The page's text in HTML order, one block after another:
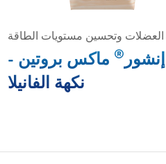
العضلات وتحسين مستويات الطاقة
إنشور ® ماكس بروتين -
نكهة الفانيلا